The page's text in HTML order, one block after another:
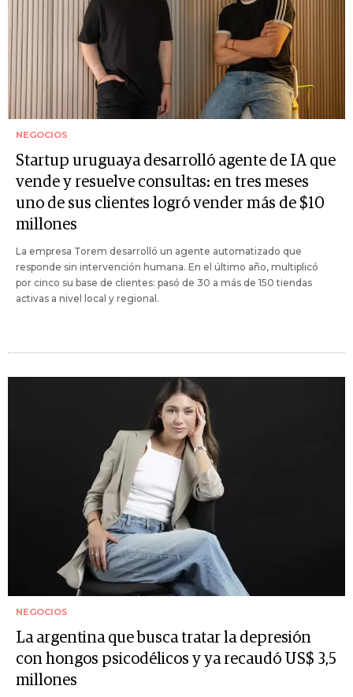
NEGOCIOS
Startup uruguaya desarrolló agente de IA que
vende y resuelve consultas: en tres meses
uno de sus clientes logró vender más de $10
millones
La empresa Torem desarrolló un agente automatizado que
responde sin intervención humana. En el último año, multiplicó
por cinco su base de clientes: pasó de 30 a más de 150 tiendas
activas a nivel local y regional.
NEGOCIOS
La argentina que busca tratar la depresión
con hongos psicodélicos y ya recaudó US$ 3,5
millones